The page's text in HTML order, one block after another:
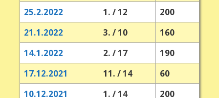
25.2.2022
1. / 12
200
21.1.2022
3. / 10
160
14.1.2022
2. / 17
190
17.12.2021
11. / 14
60
10.12.2021
1. / 14
200